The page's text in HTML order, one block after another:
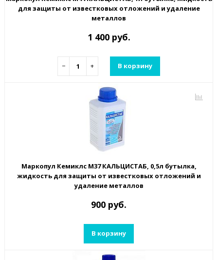
для защиты от известковых отложений и удаление
металлов
1 400 руб.
− + В корзину
Маркопул Кемиклс М37 КАЛЬЦИСТАБ, 0,5л бутылка,
жидкость для защиты от известковых отложений и
удаление металлов
900 руб.
В корзину